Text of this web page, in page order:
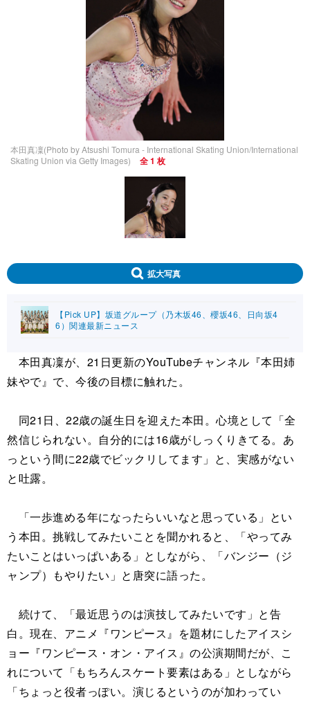
ペット
その他
プッシュ通知の停止方法
本田真凜(Photo by Atsushi Tomura - International Skating Union/International
Skating Union via Getty Images)
全 1 枚
拡大写真
【Pick UP】坂道グループ（乃木坂46、櫻坂46、日向坂4
6）関連最新ニュース
本田真凜が、21日更新のYouTubeチャンネル『本田姉
妹やで』で、今後の目標に触れた。
同21日、22歳の誕生日を迎えた本田。心境として「全
然信じられない。自分的には16歳がしっくりきてる。あ
っという間に22歳でビックリしてます」と、実感がない
と吐露。
「一歩進める年になったらいいなと思っている」とい
う本田。挑戦してみたいことを聞かれると、「やってみ
たいことはいっぱいある」としながら、「バンジー（ジ
ャンプ）もやりたい」と唐突に語った。
続けて、「最近思うのは演技してみたいです」と告
白。現在、アニメ『ワンピース』を題材にしたアイスシ
ョー『ワンピース・オン・アイス』の公演期間だが、こ
れについて「もちろんスケート要素はある」としながら
「ちょっと役者っぽい。演じるというのが加わってい